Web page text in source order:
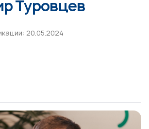
Туровцев
20.05.2024